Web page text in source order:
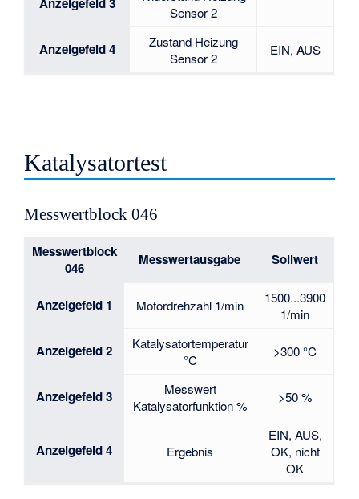
Sensor 2
Anzeigefeld 4
Zustand Heizung
Sensor 2
EIN, AUS
Katalysatortest
Messwertblock 046
Messwertblock
046
Messwertausgabe Sollwert
Anzeigefeld 1 Motordrehzahl 1/min
1500...3900
1/min
Anzeigefeld 2
Katalysatortemperatur
°C
>300 °C
Anzeigefeld 3
Messwert
Katalysatorfunktion %
>50 %
Anzeigefeld 4 Ergebnis
EIN, AUS,
OK, nicht
OK